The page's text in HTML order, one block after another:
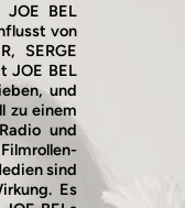
BEL
von
SERGE
JOE BEL
und
zu einem
und
sind
Es